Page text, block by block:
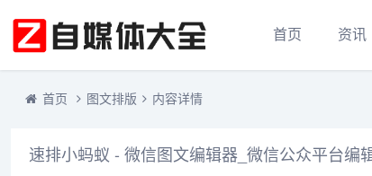
首页 资讯
首页 图文排版 内容详情
速排小蚂蚁 - 微信图文编辑器_微信公众平台编